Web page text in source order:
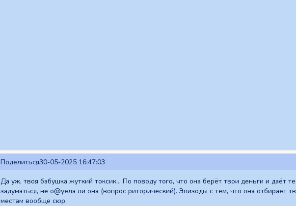
Поделиться30-05-2025 16:47:03
Да уж, твоя бабушка жуткий токсик... По поводу того, что она берёт твои деньги и даёт
задуматься, не о@уела ли она (вопрос риторический). Эпизоды с тем, что она
местам вообще сюр.